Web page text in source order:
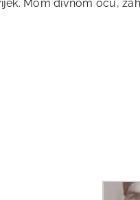
Mom divnom ocu,